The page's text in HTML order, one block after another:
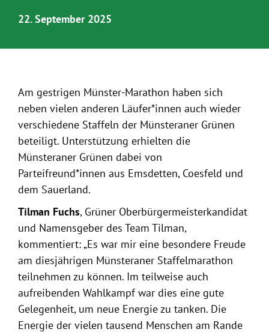
22. September 2025
Am gestrigen Münster-Marathon haben sich
neben vielen anderen Läufer*innen auch wieder
verschiedene Staffeln der Münsteraner Grünen
beteiligt. Unterstützung erhielten die
Münsteraner Grünen dabei von
Parteifreund*innen aus Emsdetten, Coesfeld und
dem Sauerland.
Tilman Fuchs, Grüner Oberbürgermeisterkandidat
und Namensgeber des Team Tilman,
kommentiert: „Es war mir eine besondere Freude
am diesjährigen Münsteraner Staffelmarathon
teilnehmen zu können. Im teilweise auch
aufreibenden Wahlkampf war dies eine gute
Gelegenheit, um neue Energie zu tanken. Die
Energie der vielen tausend Menschen am Rande